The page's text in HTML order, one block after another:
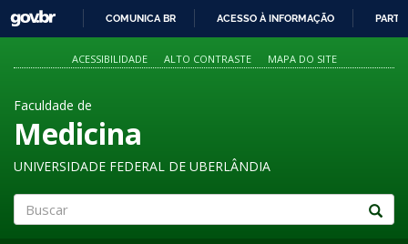
PARA
O
GOVBR
COMUNICA BR ACESSO À INFORMAÇÃO
ACESSIBILIDADE ALTO CONTRASTE MAPA DO SITE
Faculdade de
Medicina
UNIVERSIDADE FEDERAL DE UBERLÂNDIA